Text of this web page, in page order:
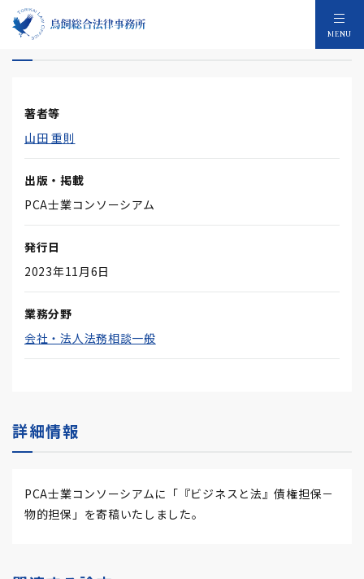
MENU
「ビジネスと法」債権担保－物的担保
著者等
山田 重則
出版・掲載
PCA士業コンソーシアム
発行日
2023年11月6日
業務分野
会社・法人法務相談一般
詳細情報
PCA士業コンソーシアムに「『ビジネスと法』債権担保－
物的担保」を寄稿いたしました。